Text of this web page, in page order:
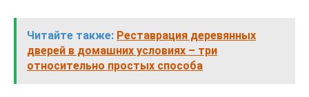
Читайте также: Реставрация деревянных
дверей в домашних условиях – три
относительно простых способа